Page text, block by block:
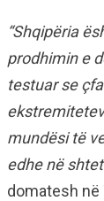
“Shqipëria
prodhimin e
testuar se
mundësi të
edhe në
domatesh në